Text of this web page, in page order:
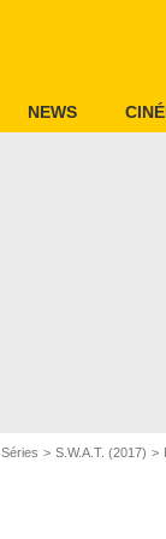
NEWS
Séries S.W.A.T. (2017)